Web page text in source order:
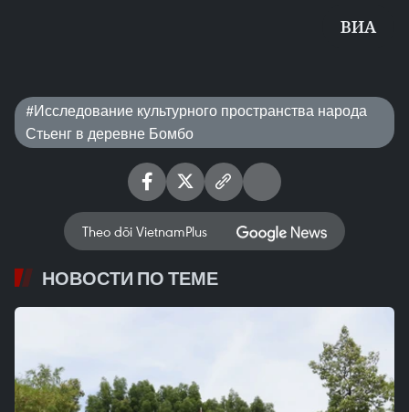
ВИA
#Исследование культурного пространства народа
Стьенг в деревне Бомбо
Theo dõi VietnamPlus
НОВОСТИ ПО ТЕМЕ